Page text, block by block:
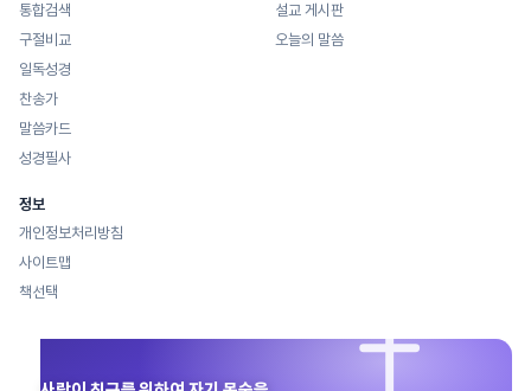
통합검색
구절비교
일독성경
찬송가
말씀카드
성경필사
설교 게시판
오늘의 말씀
정보
개인정보처리방침
사이트맵
책선택